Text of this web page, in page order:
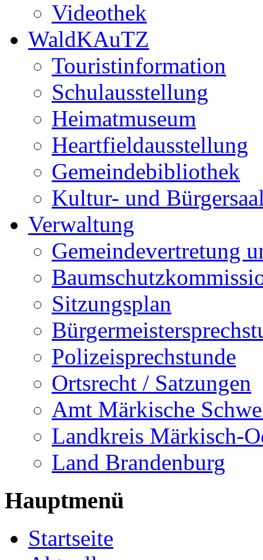
Videothek
WaldKAuTZ
Touristinformation
Schulausstellung
Heimatmuseum
Heartfieldausstellung
Gemeindebibliothek
Kultur- und
Verwaltung
Gemeindevertretung
Sitzungsplan
Polizeisprechstunde
Ortsrecht / Satzungen
Amt Märkische
Landkreis Märkisch-
Land Brandenburg
Hauptmenü
Startseite